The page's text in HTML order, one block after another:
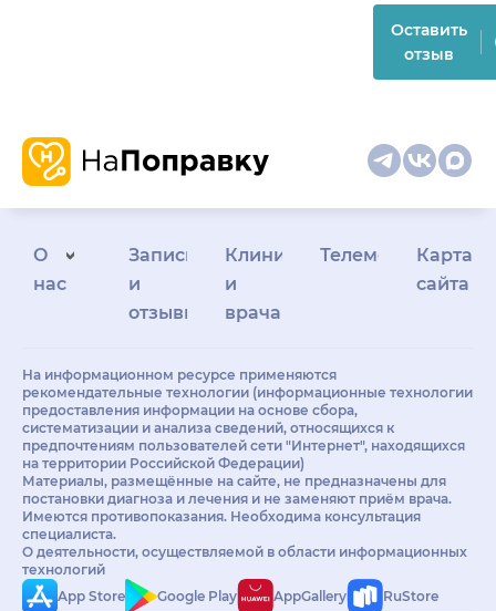
Оставить
отзыв
О
нас
Запись
и
отзывы
Клиникам
и
врачам
Телемедицина
Карта
сайта
На информационном ресурсе применяются
рекомендательные технологии (информационные технологии
предоставления информации на основе сбора,
систематизации и анализа сведений, относящихся к
предпочтениям пользователей сети "Интернет", находящихся
на территории Российской Федерации)
Материалы, размещённые на сайте, не предназначены для
постановки диагноза и лечения и не заменяют приём врача.
Имеются противопоказания. Необходима консультация
специалиста.
О деятельности, осуществляемой в области информационных
технологий
App Store
Google Play AppGallery RuStore